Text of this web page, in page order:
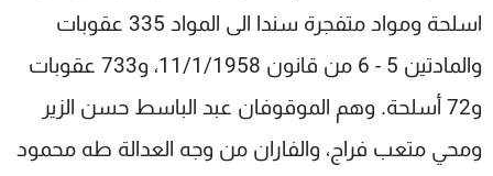
اسلحة ومواد متفجرة سندا الى المواد 335 عقوبات
والمادتين 5 - 6 من قانون 11/1/1958، و733 عقوبات
و72 أسلحة. وهم الموقوفان عبد الباسط حسن الزير
ومحي متعب فراج، والفاران من وجه العدالة طه محمود